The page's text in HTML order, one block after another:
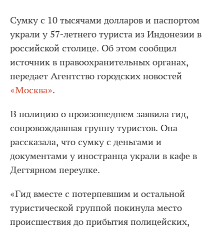
Сумку с 10 тысячами долларов и паспортом
украли у 57-летнего туриста из Индонезии в
российской столице. Об этом сообщил
источник в правоохранительных органах,
передает Агентство городских новостей
«Москва».
В полицию о произошедшем заявила гид,
сопровождавшая группу туристов. Она
рассказала, что сумку с деньгами и
документами у иностранца украли в кафе в
Дегтярном переулке.
«Гид вместе с потерпевшим и остальной
туристической группой покинула место
происшествия до прибытия полицейских,